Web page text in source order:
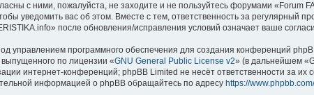
с ними, пожалуйста, не заходите и не пользуйтесь форумами «Forum
уведомить вас об этом. Вместе с тем, ответственность за регулярный
после обновления/исправления условий означает ваше
управлением программного обеспечения для создания конференций
по лицензии «GNU General Public License v2» (в дальнейшем
интернет-конференций; phpBB Limited не несёт ответственности за
информацией о phpBB обращайтесь по адресу https://www.phpbb.com/